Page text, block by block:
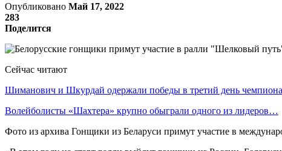
Опубликовано Май 17, 2022
283
Поделится
Сейчас читают
Шиманович и Шкурдай одержали победы в третий день
Волейболисты «Шахтера» крупно обыграли одного из лидеров…
Фото из архива Гонщики из Беларуси примут участие в